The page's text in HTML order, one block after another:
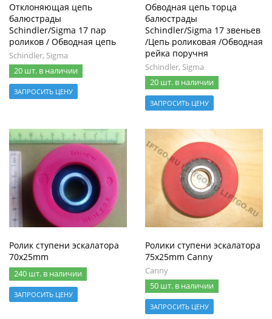
Отклоняющая цепь
балюстрады
Schindler/Sigma 17 пар
роликов / Обводная цепь
Schindler, Sigma
20 шт. в наличии
ЗАПРОСИТЬ ЦЕНУ
Обводная цепь торца
балюстрады
Schindler/Sigma 17 звеньев
/Цепь роликовая /Обводная
рейка поручня
Schindler, Sigma
20 шт. в наличии
ЗАПРОСИТЬ ЦЕНУ
Ролик ступени эскалатора
70x25mm
240 шт. в наличии
ЗАПРОСИТЬ ЦЕНУ
Ролики ступени эскалатора
75x25mm Canny
Canny
50 шт. в наличии
ЗАПРОСИТЬ ЦЕНУ